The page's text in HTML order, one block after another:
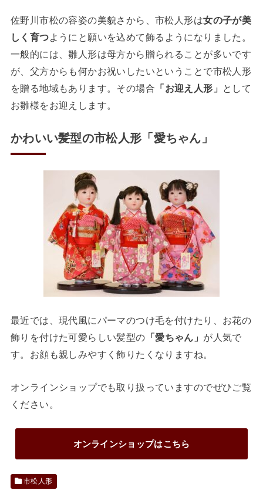
佐野川市松の容姿の美貌さから、市松人形は女の子が美
しく育つようにと願いを込めて飾るようになりました。
一般的には、雛人形は母方から贈られることが多いです
が、父方からも何かお祝いしたいということで市松人形
を贈る地域もあります。その場合 「お迎え人形」 として
お雛様をお迎えします。
かわいい髪型の市松人形「愛ちゃん」
最近では、現代風にパーマのつけ毛を付けたり、お花の
飾りを付けた可愛らしい髪型の 「愛ちゃん」 が人気で
す。お顔も親しみやすく飾りたくなりますね。
オンラインショップでも取り扱っていますのでぜひご覧
ください。
オンラインショップはこちら
市松人形